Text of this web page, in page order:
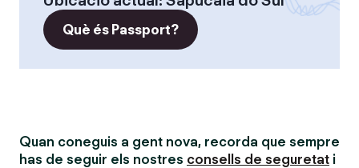
Què és Passport?
Quan coneguis a gent nova, recorda que sempre
has de seguir els nostres consells de seguretat i